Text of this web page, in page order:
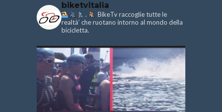
biketvitalia
.
BikeTv raccoglie tutte le
realtà’ che ruotano intorno al mondo della
bicicletta.